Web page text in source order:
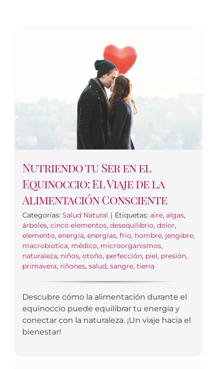
Nutriendo tu Ser en el
Equinoccio: El Viaje de la
Alimentación Consciente
Categorías: Salud Natural | Etiquetas: aire, algas,
árboles, cinco elementos, desequilibrio, dolor,
elemento, energía, energías, frío, hombre, jengibre,
macrobiotica, médico, microorganismos,
naturaleza, niños, otoño, perfección, piel, presión,
primavera, riñones, salud, sangre, tierra
Descubre cómo la alimentación durante el
equinoccio puede equilibrar tu energía y
conectar con la naturaleza. ¡Un viaje hacia el
bienestar!